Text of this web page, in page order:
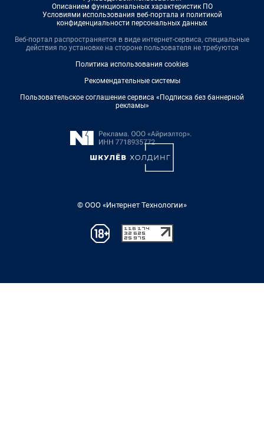
Описанием функциональных характеристик ПО
Условиями использования веб-портала и политикой
конфиденциальности персональных данных
Веб-портал распространяется в виде интернет-сервиса, специальные
действия по установке на стороне пользователя не требуются
Политика использования cookies
Рекомендательные системы
Пользовательское соглашение сервиса «Подписка без баннерной
рекламы»
© ООО «Интернет Технологии»